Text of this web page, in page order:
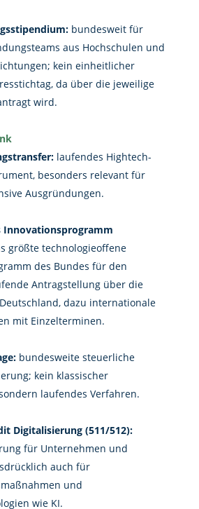
bundesweit für
aus Hochschulen und
kein einheitlicher
da über die jeweilige
wird.
laufendes Hightech-
besonders relevant für
Ausgründungen.
Innovationsprogramm
größte technologieoffene
des Bundes für den
Antragstellung über die
dazu internationale
mit Einzelterminen.
bundesweite steuerliche
kein klassischer
laufendes Verfahren.
Digitalisierung (511/512):
für Unternehmen und
auch für
und
wie KI.